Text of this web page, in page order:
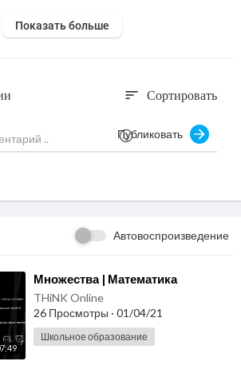
четырёхугольник окружность
Показать больше
sort Сортировать
Публиковать
Автовоспроизведение
⁣Множества | Математика
THiNK Online
26 Просмотры · 01/04/21
Школьное образование